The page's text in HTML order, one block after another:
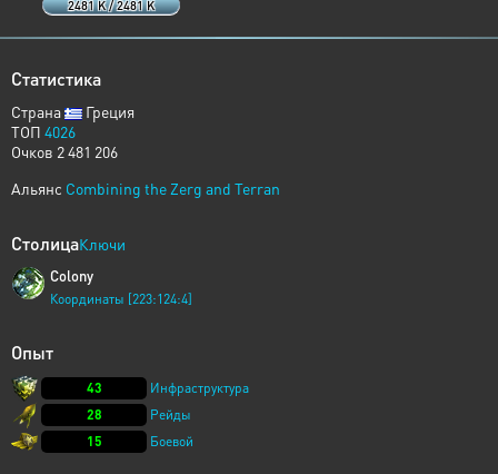
2481 K / 2481 K
Статистика
Страна
Греция
ТОП 4026
Очков 2 481 206
Альянс Combining the Zerg and Terran
СтолицаКлючи
Colony
Координаты [223:124:4]
Опыт
43
Инфраструктура
28
Рейды
15
Боевой